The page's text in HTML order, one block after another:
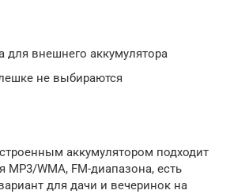
для внешнего аккумулятора
не выбираются
аккумулятором подходит
WMA, FM-диапазона, есть
для дачи и вечеринок на